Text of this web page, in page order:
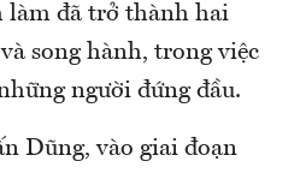
làm đã trở thành hai
song hành, trong việc
người đứng đầu.
Dũng, vào giai đoạn